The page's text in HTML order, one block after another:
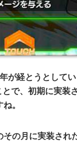
年が経とうとして
で、初期に実装
。
その月に実装され